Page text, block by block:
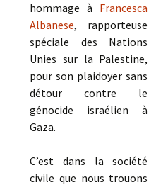
hommage à Francesca
Albanese, rapporteuse
spéciale des Nations
Unies sur la Palestine,
pour son plaidoyer sans
détour contre le
génocide israélien à
Gaza.
C’est dans la société
civile que nous trouons